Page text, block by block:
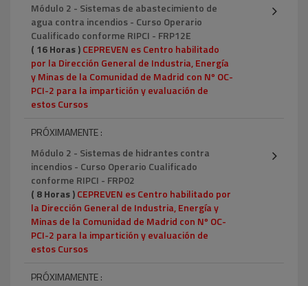
Módulo 2 - Sistemas de abastecimiento de
agua contra incendios - Curso Operario
Cualificado conforme RIPCI - FRP12E
( 16 Horas )CEPREVEN es Centro habilitado
por la Dirección General de Industria, Energía
y Minas de la Comunidad de Madrid con Nº OC-
PCI-2 para la impartición y evaluación de
estos Cursos
PRÓXIMAMENTE :
Módulo 2 - Sistemas de hidrantes contra
incendios - Curso Operario Cualificado
conforme RIPCI - FRP02
( 8 Horas )CEPREVEN es Centro habilitado por
la Dirección General de Industria, Energía y
Minas de la Comunidad de Madrid con Nº OC-
PCI-2 para la impartición y evaluación de
estos Cursos
PRÓXIMAMENTE :